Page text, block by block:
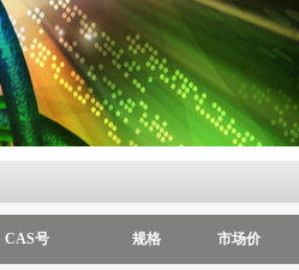
CAS号 规格 市场价